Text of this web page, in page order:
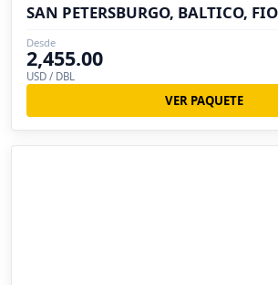
SAN PETERSBURGO, BALTICO,
Desde
2,455.00
USD / DBL
VER PAQUETE